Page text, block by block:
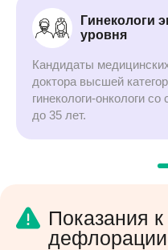
Гинекологи
уровня
Кандидаты
доктора высшей
гинекологи-онкологи
до 35 лет.
Показания к